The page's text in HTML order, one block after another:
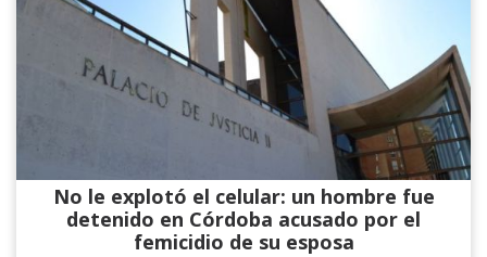
No le explotó el celular: un hombre fue
detenido en Córdoba acusado por el
femicidio de su esposa